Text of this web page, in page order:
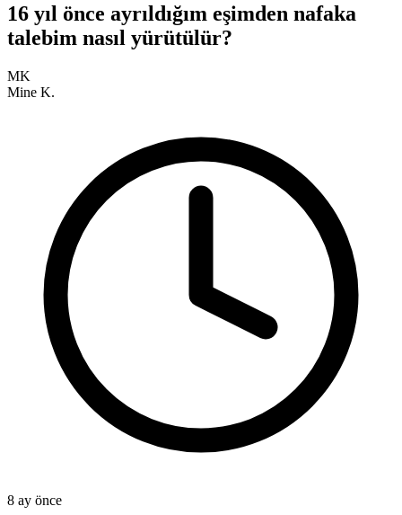
16 yıl önce ayrıldığım eşimden nafaka
talebim nasıl yürütülür?
MK
Mine K.
8 ay önce